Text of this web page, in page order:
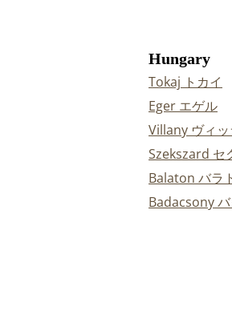
Hungary
Tokaj トカイ
Eger エゲル
Villany ヴィ
Szekszard セ
Balaton バラ
Badacsony